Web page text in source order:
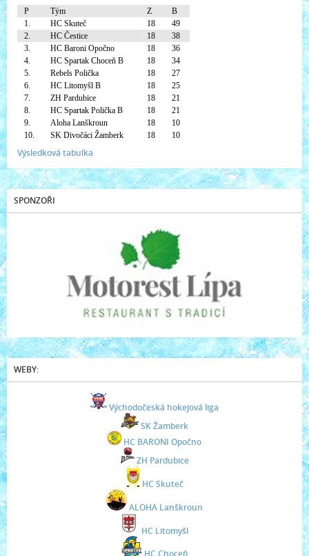
P Tým Z
B
1.
HC Skuteč 18
49
2.
HC Čestice 18
38
3.
HC Baroni Opočno 18
36
4.
HC Spartak Choceň B 18
34
5.
Rebels Polička 18
27
6.
HC Litomyšl B 18
25
7.
ZH Pardubice 18
21
8.
HC Spartak Polička B 18
21
9.
Aloha Lanškroun 18
10
10.
SK Divočáci Žamberk 18 10
Výsledková tabulka
SPONZOŘI
WEBY:
Východočeská hokejová liga
SK Žamberk
HC BARONI Opočno
ZH Pardubice
HC Skuteč
ALOHA Lanškroun
HC Litomyšl